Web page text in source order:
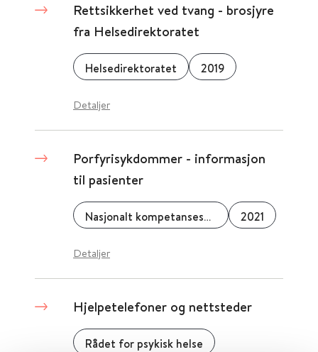
Rettsikkerhet ved tvang - brosjyre
fra Helsedirektoratet
Helsedirektoratet 2019
Detaljer
Porfyrisykdommer - informasjon
til pasienter
Nasjonalt kompetansesenter for porfyrisykdommer (NAPOS) 2021
Detaljer
Hjelpetelefoner og nettsteder
Rådet for psykisk helse